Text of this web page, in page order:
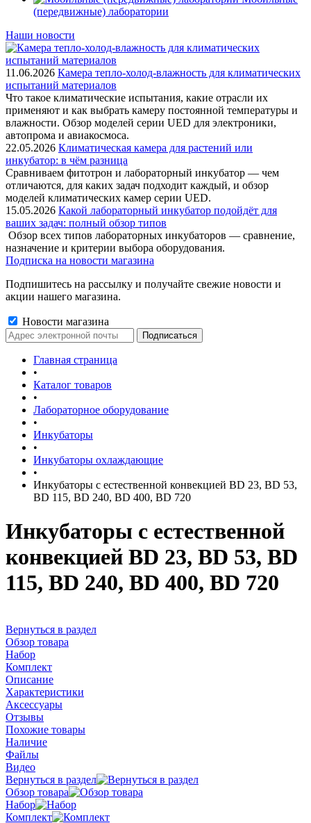
(передвижные) лаборатории
Наши новости
11.06.2026 Камера тепло-холод-влажность для климатических
испытаний материалов
Что такое климатические испытания, какие отрасли их
применяют и как выбрать камеру постоянной температуры и
влажности. Обзор моделей серии UED для электроники,
автопрома и авиакосмоса.
22.05.2026 Климатическая камера для растений или
инкубатор: в чём разница
Сравниваем фитотрон и лабораторный инкубатор — чем
отличаются, для каких задач подходит каждый, и обзор
моделей климатических камер серии UED.
15.05.2026 Какой лабораторный инкубатор подойдёт для
ваших задач: полный обзор типов
Обзор всех типов лабораторных инкубаторов — сравнение,
назначение и критерии выбора оборудования.
Подписка на новости магазина
Подпишитесь на рассылку и получайте свежие новости и
акции нашего магазина.
Новости магазина
Главная страница
•
Каталог товаров
•
Лабораторное оборудование
•
Инкубаторы
•
Инкубаторы охлаждающие
•
Инкубаторы с естественной конвекцией BD 23, BD 53,
BD 115, BD 240, BD 400, BD 720
Инкубаторы с естественной
конвекцией BD 23, BD 53, BD
115, BD 240, BD 400, BD 720
Вернуться в раздел
Обзор товара
Набор
Комплект
Описание
Характеристики
Аксессуары
Отзывы
Похожие товары
Наличие
Файлы
Видео
Вернуться в раздел
Обзор товара
Набор
Комплект